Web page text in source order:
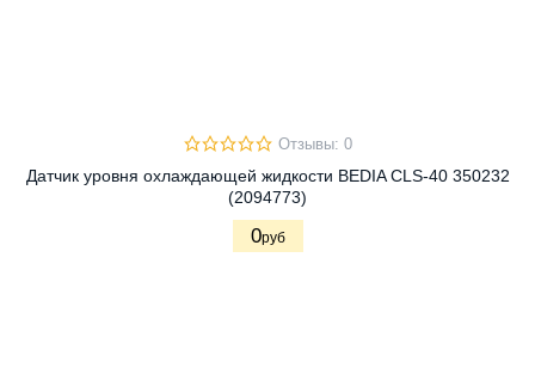
Отзывы: 0
Датчик уровня охлаждающей жидкости BEDIA CLS-40 350232
(2094773)
0руб